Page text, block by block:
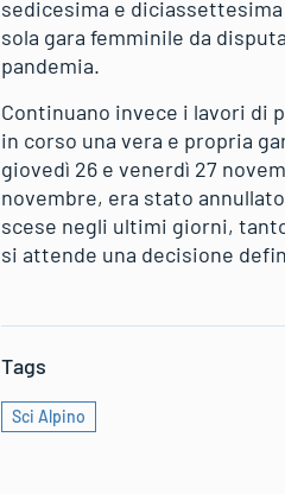
sedicesima e
sola gara femminile da
pandemia.
Continuano invece i lavori di
in corso una vera e propria
giovedì 26 e venerdì 27
novembre, era stato
scese negli ultimi giorni,
si attende una decisione
Tags
Sci Alpino